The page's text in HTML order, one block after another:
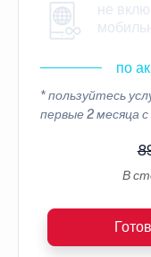
не
по
* пользуйтесь
первые 2 месяца
В